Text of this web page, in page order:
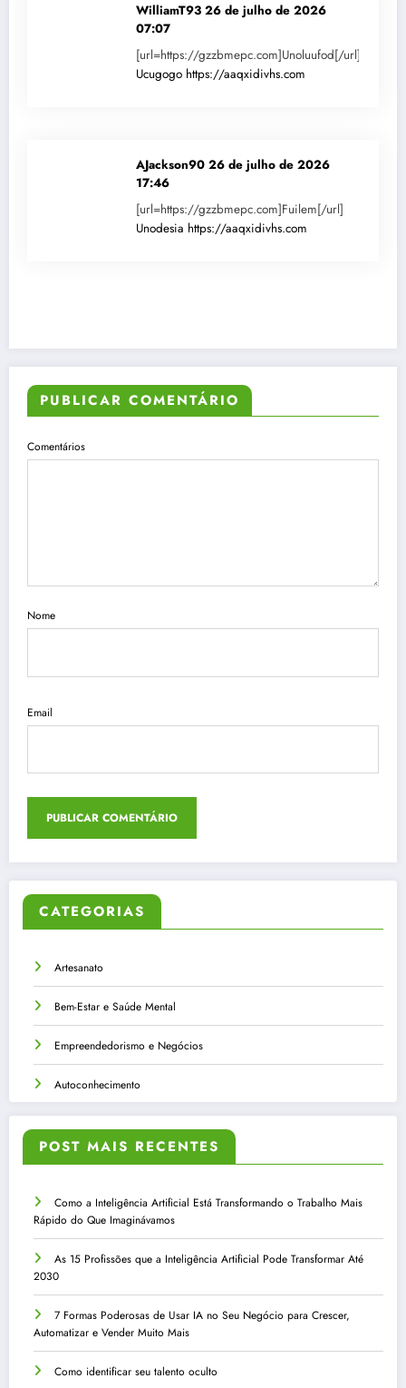
WilliamT93 26 de julho de 2026
07:07
[url=https://gzzbmepc.com]Unoluufod[/url]
Ucugogo https://aaqxidivhs.com
AJackson90 26 de julho de 2026
17:46
[url=https://gzzbmepc.com]Fuilem[/url]
Unodesia https://aaqxidivhs.com
PUBLICAR COMENTÁRIO
Comentários
Nome
Email
CATEGORIAS
Artesanato
Bem-Estar e Saúde Mental
Empreendedorismo e Negócios
Autoconhecimento
POST MAIS RECENTES
Como a Inteligência Artificial Está Transformando o Trabalho Mais
Rápido do Que Imaginávamos
As 15 Profissões que a Inteligência Artificial Pode Transformar Até
2030
7 Formas Poderosas de Usar IA no Seu Negócio para Crescer,
Automatizar e Vender Muito Mais
Como identificar seu talento oculto